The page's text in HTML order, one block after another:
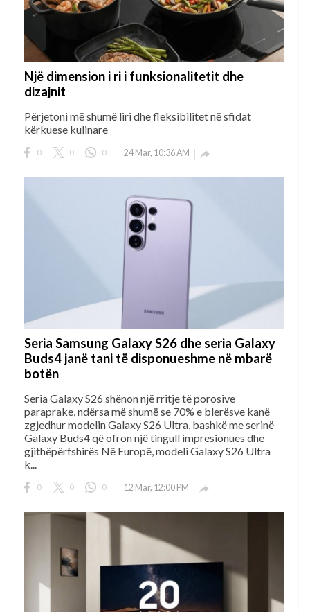
Një dimension i ri i funksionalitetit dhe
dizajnit
Përjetoni më shumë liri dhe fleksibilitet në sfidat
kërkuese kulinare
0 0 0 24 Mar, 10:36 AM 
Seria Samsung Galaxy S26 dhe seria Galaxy
Buds4 janë tani të disponueshme në mbarë
botën
Seria Galaxy S26 shënon një rritje të porosive
paraprake, ndërsa më shumë se 70% e blerësve kanë
zgjedhur modelin Galaxy S26 Ultra, bashkë me serinë
Galaxy Buds4 që ofron një tingull impresionues dhe
gjithëpërfshirës Në Europë, modeli Galaxy S26 Ultra
k...
0 0 0 12 Mar, 12:00 PM 